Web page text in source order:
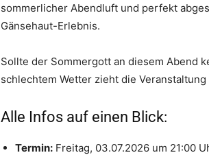
sommerlicher Abendluft und perfekt
Gänsehaut-Erlebnis.
Sollte der Sommergott an diesem Abend
schlechtem Wetter zieht die
Alle Infos auf einen Blick:
Termin: Freitag, 03.07.2026 um 21:00